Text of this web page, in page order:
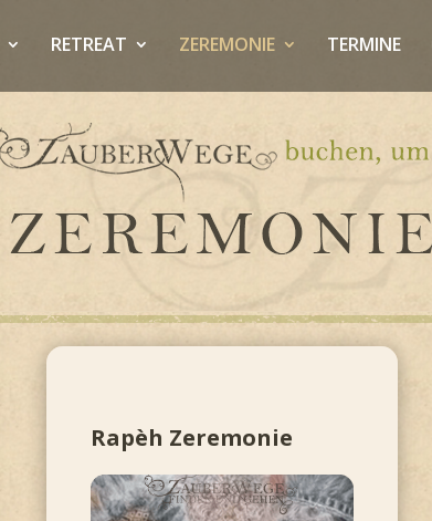
RETREAT ZEREMONIE TERMINE
Rapèh Zeremonie